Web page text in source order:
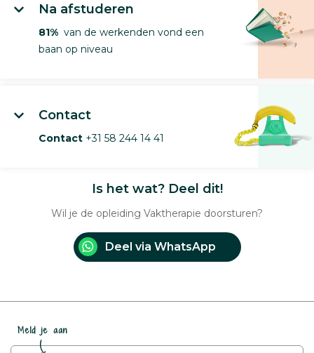
Na afstuderen
81% van de werkenden vond een
baan op niveau
Contact
Contact +31 58 244 14 41
Is het wat? Deel dit!
Wil je de opleiding Vaktherapie doorsturen?
Deel via WhatsApp
Meld je aan